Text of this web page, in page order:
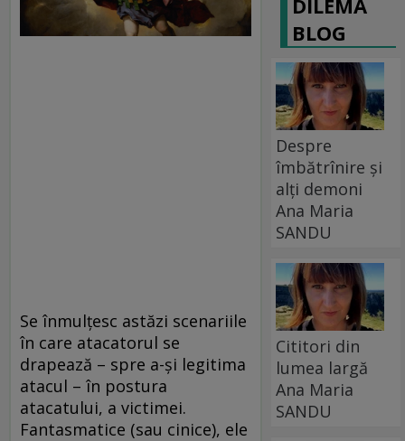
Se înmulţesc astăzi scenariile
în care atacatorul se
drapează – spre a-şi legitima
atacul – în postura
atacatului, a victimei.
Fantasmatice (sau cinice), ele
BLOG
Despre
îmbătrînire și
alți demoni
Ana Maria
SANDU
Cititori din
lumea largă
Ana Maria
SANDU